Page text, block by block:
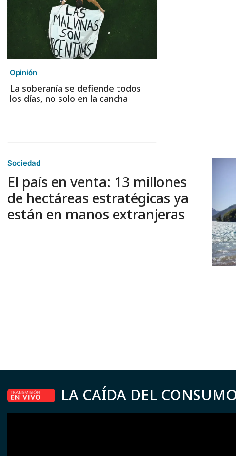
Opinión
La soberanía se defiende todos
los días, no solo en la cancha
Sociedad
El país en venta: 13 millones
de hectáreas estratégicas ya
están en manos extranjeras
LA CAÍDA DEL